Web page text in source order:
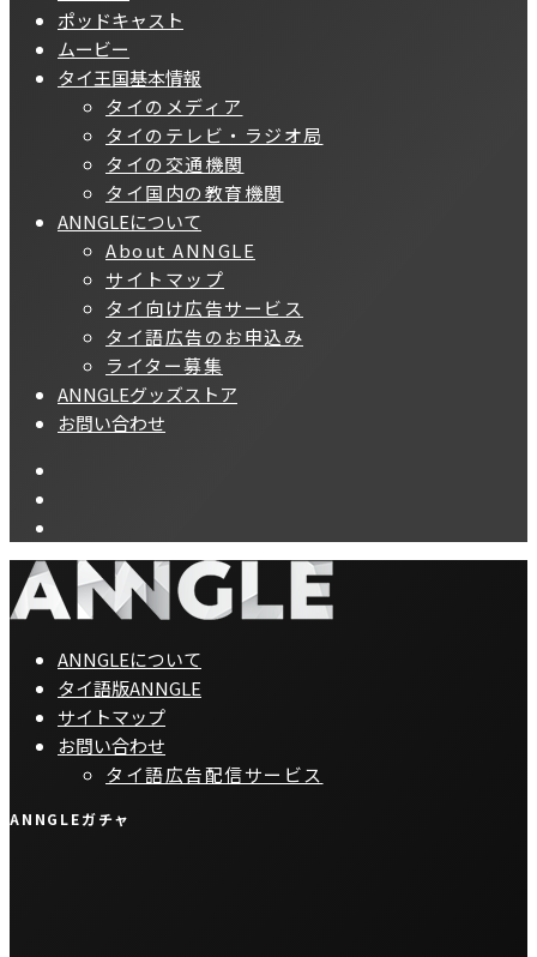
ポッドキャスト
ムービー
タイ王国基本情報
タイのメディア
タイのテレビ・ラジオ局
タイの交通機関
タイ国内の教育機関
ANNGLEについて
About ANNGLE
サイトマップ
タイ向け広告サービス
タイ語広告のお申込み
ライター募集
ANNGLEグッズストア
お問い合わせ
ANNGLEについて
タイ語版ANNGLE
サイトマップ
お問い合わせ
タイ語広告配信サービス
ANNGLEガチャ